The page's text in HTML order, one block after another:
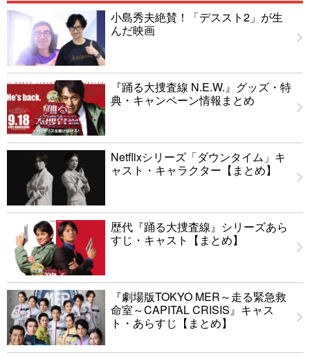
小島秀夫絶賛！「デススト2」が生
んだ映画
『踊る大捜査線 N.E.W.』グッズ・特
典・キャンペーン情報まとめ
Netflixシリーズ「ダウンタイム」キ
ャスト・キャラクター【まとめ】
歴代『踊る大捜査線』シリーズあら
すじ・キャスト【まとめ】
『劇場版TOKYO MER～走る緊急救
命室～CAPITAL CRISIS』キャス
ト・あらすじ【まとめ】